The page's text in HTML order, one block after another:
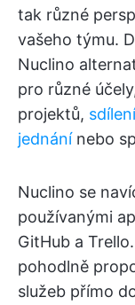
tak různé
vašeho týmu.
Nuclino
pro různé
projektů,
jednánínebo
Nuclino se
používanými
GitHub a
pohodlně
služeb přímo